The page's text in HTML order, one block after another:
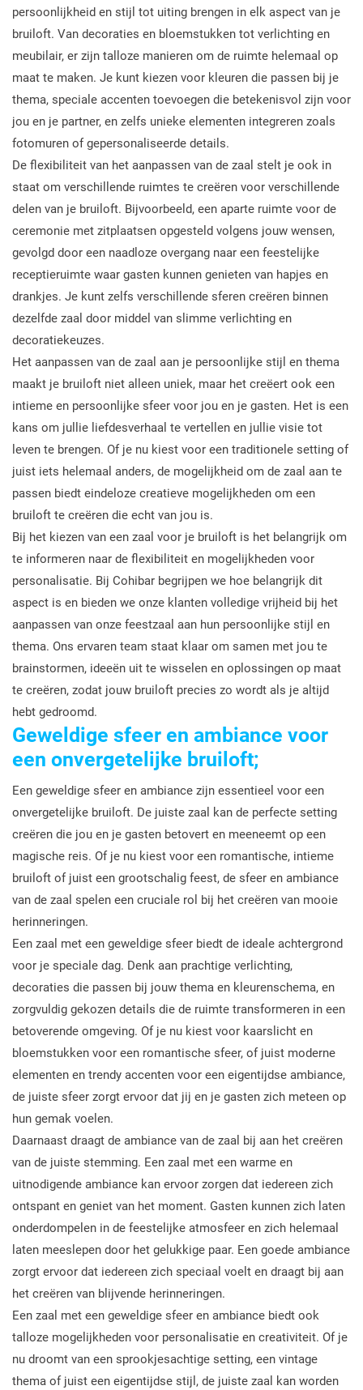
persoonlijkheid en stijl tot uiting brengen in elk aspect van je
bruiloft. Van decoraties en bloemstukken tot verlichting en
meubilair, er zijn talloze manieren om de ruimte helemaal op
maat te maken. Je kunt kiezen voor kleuren die passen bij je
thema, speciale accenten toevoegen die betekenisvol zijn voor
jou en je partner, en zelfs unieke elementen integreren zoals
fotomuren of gepersonaliseerde details.
De flexibiliteit van het aanpassen van de zaal stelt je ook in
staat om verschillende ruimtes te creëren voor verschillende
delen van je bruiloft. Bijvoorbeeld, een aparte ruimte voor de
ceremonie met zitplaatsen opgesteld volgens jouw wensen,
gevolgd door een naadloze overgang naar een feestelijke
receptieruimte waar gasten kunnen genieten van hapjes en
drankjes. Je kunt zelfs verschillende sferen creëren binnen
dezelfde zaal door middel van slimme verlichting en
decoratiekeuzes.
Het aanpassen van de zaal aan je persoonlijke stijl en thema
maakt je bruiloft niet alleen uniek, maar het creëert ook een
intieme en persoonlijke sfeer voor jou en je gasten. Het is een
kans om jullie liefdesverhaal te vertellen en jullie visie tot
leven te brengen. Of je nu kiest voor een traditionele setting of
juist iets helemaal anders, de mogelijkheid om de zaal aan te
passen biedt eindeloze creatieve mogelijkheden om een
bruiloft te creëren die echt van jou is.
Bij het kiezen van een zaal voor je bruiloft is het belangrijk om
te informeren naar de flexibiliteit en mogelijkheden voor
personalisatie. Bij Cohibar begrijpen we hoe belangrijk dit
aspect is en bieden we onze klanten volledige vrijheid bij het
aanpassen van onze feestzaal aan hun persoonlijke stijl en
thema. Ons ervaren team staat klaar om samen met jou te
brainstormen, ideeën uit te wisselen en oplossingen op maat
te creëren, zodat jouw bruiloft precies zo wordt als je altijd
hebt gedroomd.
Geweldige sfeer en ambiance voor
een onvergetelijke bruiloft;
Een geweldige sfeer en ambiance zijn essentieel voor een
onvergetelijke bruiloft. De juiste zaal kan de perfecte setting
creëren die jou en je gasten betovert en meeneemt op een
magische reis. Of je nu kiest voor een romantische, intieme
bruiloft of juist een grootschalig feest, de sfeer en ambiance
van de zaal spelen een cruciale rol bij het creëren van mooie
herinneringen.
Een zaal met een geweldige sfeer biedt de ideale achtergrond
voor je speciale dag. Denk aan prachtige verlichting,
decoraties die passen bij jouw thema en kleurenschema, en
zorgvuldig gekozen details die de ruimte transformeren in een
betoverende omgeving. Of je nu kiest voor kaarslicht en
bloemstukken voor een romantische sfeer, of juist moderne
elementen en trendy accenten voor een eigentijdse ambiance,
de juiste sfeer zorgt ervoor dat jij en je gasten zich meteen op
hun gemak voelen.
Daarnaast draagt de ambiance van de zaal bij aan het creëren
van de juiste stemming. Een zaal met een warme en
uitnodigende ambiance kan ervoor zorgen dat iedereen zich
ontspant en geniet van het moment. Gasten kunnen zich laten
onderdompelen in de feestelijke atmosfeer en zich helemaal
laten meeslepen door het gelukkige paar. Een goede ambiance
zorgt ervoor dat iedereen zich speciaal voelt en draagt bij aan
het creëren van blijvende herinneringen.
Een zaal met een geweldige sfeer en ambiance biedt ook
talloze mogelijkheden voor personalisatie en creativiteit. Of je
nu droomt van een sprookjesachtige setting, een vintage
thema of juist een eigentijdse stijl, de juiste zaal kan worden